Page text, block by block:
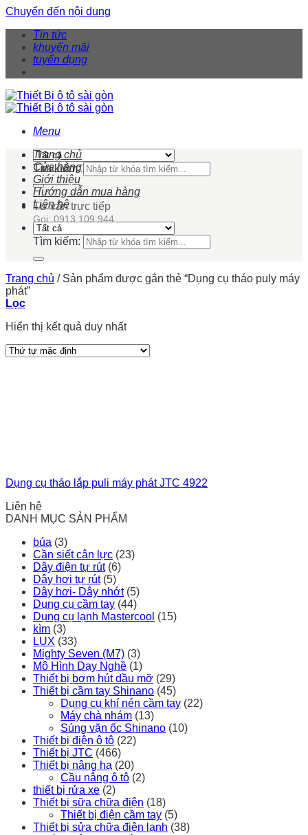
Chuyển đến nội dung
Tin tức
khuyến mãi
tuyển dụng
Menu
Tìm kiếm:
Tư vấn trực tiếp
Gọi: 0913 109 944
Trang chủ
Cửa hàng
Giới thiệu
Hướng dẫn mua hàng
Liên hệ
Tìm kiếm:
Trang chủ /Sản phẩm được gắn thẻ “Dụng cụ tháo puly máy
phát”
Lọc
Hiển thị kết quả duy nhất
Dụng cụ tháo lắp puli máy phát JTC 4922
Liên hệ
DANH MỤC SẢN PHẨM
búa (3)
Cần siết cân lực (23)
Dây điện tự rút (6)
Dây hơi tự rút (5)
Dây hơi- Dây nhớt (5)
Dụng cụ cầm tay (44)
Dụng cụ lạnh Mastercool (15)
kìm (3)
LUX (33)
Mighty Seven (M7) (3)
Mô Hình Dạy Nghề (1)
Thiết bị bơm hút dầu mỡ (29)
Thiết bị cầm tay Shinano (45)
Dụng cụ khí nén cầm tay (22)
Máy chà nhám (13)
Súng vặn ốc Shinano (10)
Thiết bị điện ô tô (22)
Thiết bị JTC (466)
Thiết bị nâng hạ (20)
Cầu nâng ô tô (2)
thiết bị rửa xe (2)
Thiết bị sữa chữa điện (18)
Thiết bị điện cầm tay (5)
Thiết bị sửa chữa điện lạnh (38)